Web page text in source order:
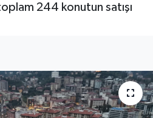
244 konutun satışı